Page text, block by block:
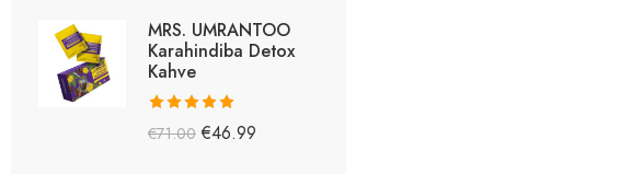
MRS. UMRANTOO
Karahindiba Detox
Kahve
5 üzerinden
€71.00 €46.99